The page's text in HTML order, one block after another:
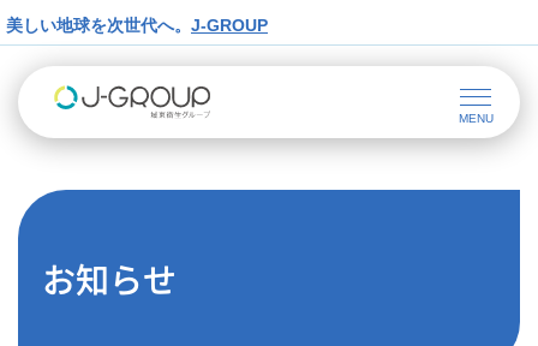
美しい地球を次世代へ。 J-GROUP
お知らせ